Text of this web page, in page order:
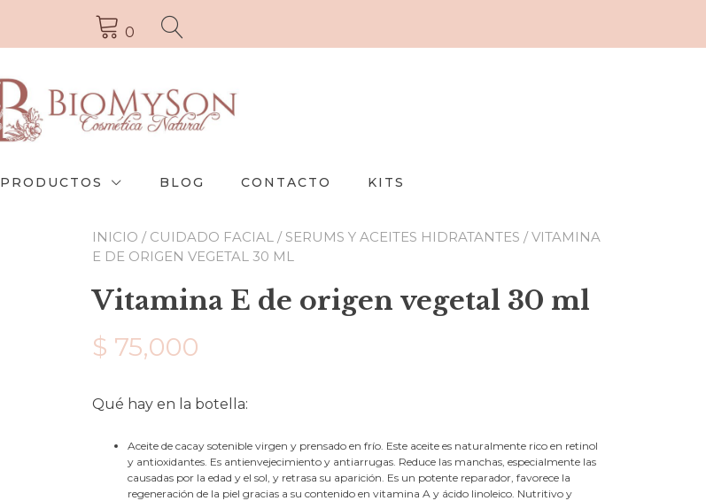
0
PRODUCTOS BLOG CONTACTO KITS
INICIO / CUIDADO FACIAL / SERUMS Y ACEITES HIDRATANTES / VITAMINA
E DE ORIGEN VEGETAL 30 ML
Vitamina E de origen vegetal 30 ml
$ 75,000
Qué hay en la botella:
Aceite de cacay sotenible virgen y prensado en frío. Este aceite es naturalmente rico en retinol
y antioxidantes. Es antienvejecimiento y antiarrugas. Reduce las manchas, especialmente las
causadas por la edad y el sol, y retrasa su aparición. Es un potente reparador, favorece la
regeneración de la piel gracias a su contenido en vitamina A y ácido linoleico. Nutritivo y